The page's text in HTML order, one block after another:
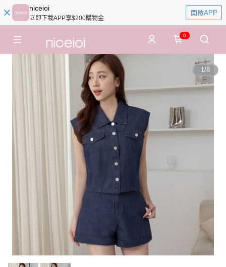
niceioi
立即下載APP享$200購物金
開啟APP
0
1/8